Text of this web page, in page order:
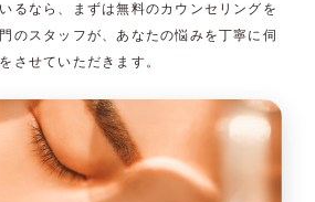
るなら、まずは無料のカウンセリングを
のスタッフが、あなたの悩みを丁寧に伺
させていただきます。